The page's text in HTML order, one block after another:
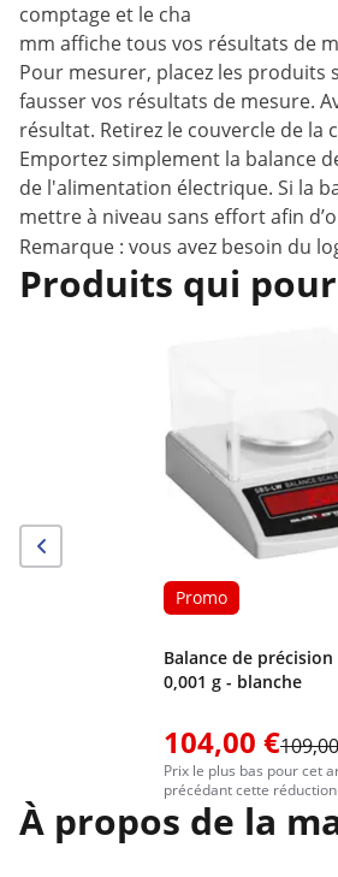
comptage et le changement
mm affiche tous vos résultats de
Pour mesurer, placez les produits
fausser vos résultats de mesure.
résultat. Retirez le couvercle de
Emportez simplement la balance
de l'alimentation électrique. Si la
mettre à niveau sans effort afin
Remarque : vous avez besoin du
Produits qui
Promo
Balance de précision
0,001 g - blanche
104,00 €
Prix le plus bas pour cet
précédant cette
À propos de la